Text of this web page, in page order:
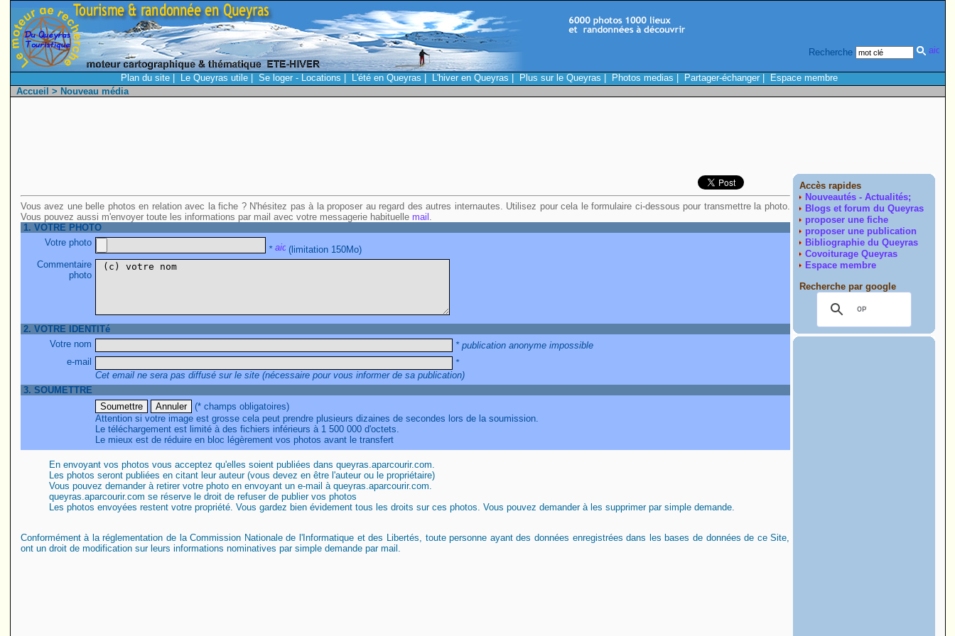
Recherche
Plan du site| Le Queyras utile| Se loger - Locations L'été en Queyras L'hiver en Queyras Plus sur le Queyras Photos medias Partager-échanger|
Espace membre
Accueil > Nouveau média
Vous avez une belle photos en relation avec la fiche ? N'hésitez pas à la proposer au regard des autres internautes. Utilisez pour cela le formulaire ci-dessous pour transmettre la photo.
Vous pouvez aussi m'envoyer toute les informations par mail avec votre messagerie habituelle mail .
1. VOTRE PHOTO
Votre photo
*
(limitation 150Mo)
Commentaire
photo
2. VOTRE IDENTITé
Votre nom
* publication anonyme impossible
e-mail
*
Cet email ne sera pas diffusé sur le site (nécessaire pour vous informer de sa publication)
3. SOUMETTRE
(* champs obligatoires)
Attention si votre image est grosse cela peut prendre plusieurs dizaines de secondes lors de la soumission.
Le téléchargement est limité à des fichiers inférieurs à 1 500 000 d'octets.
Le mieux est de réduire en bloc légèrement vos photos avant le transfert
En envoyant vos photos vous acceptez qu'elles soient publiées dans queyras.aparcourir.com.
Les photos seront publiées en citant leur auteur (vous devez en être l'auteur ou le propriétaire)
Vous pouvez demander à retirer votre photo en envoyant un e-mail à queyras.aparcourir.com.
queyras.aparcourir.com se réserve le droit de refuser de publier vos photos
Les photos envoyées restent votre propriété. Vous gardez bien évidement tous les droits sur ces photos. Vous pouvez demander à les supprimer par simple demande.
Conformément à la réglementation de la Commission Nationale de l'Informatique et des Libertés, toute personne ayant des données enregistrées dans les bases de données de ce Site,
ont un droit de modification sur leurs informations nominatives par simple demande par mail.
Accès rapides
Nouveautés - Actualités;
Blogs et forum du Queyras
proposer une fiche
proposer une publication
Bibliographie du Queyras
Covoiturage Queyras
Espace membre
Recherche par google